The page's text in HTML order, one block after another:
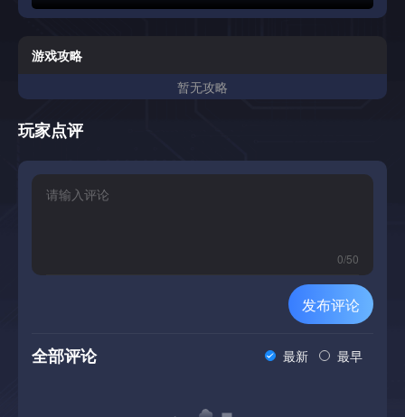
游戏攻略
暂无攻略
玩家点评
0/50
发布评论
全部评论 最新 最早